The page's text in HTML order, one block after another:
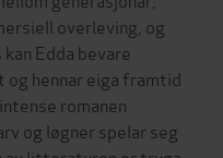
overleving, og
Edda bevare
og hennar eiga framtid
romanen
og løgner spelar seg